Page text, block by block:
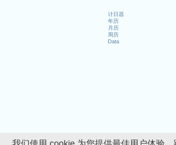
计日器
年历
月历
周历
Data
落在周末的公共
1. Jour de l'An : 2023